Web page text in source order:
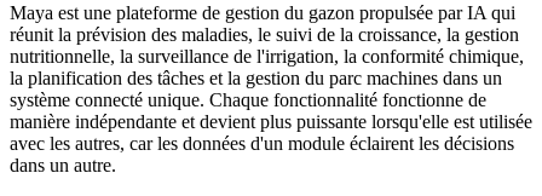
Maya est une plateforme de gestion du gazon propulsée par IA qui
réunit la prévision des maladies, le suivi de la croissance, la gestion
nutritionnelle, la surveillance de l'irrigation, la conformité chimique,
la planification des tâches et la gestion du parc machines dans un
système connecté unique. Chaque fonctionnalité fonctionne de
manière indépendante et devient plus puissante lorsqu'elle est utilisée
avec les autres, car les données d'un module éclairent les décisions
dans un autre.